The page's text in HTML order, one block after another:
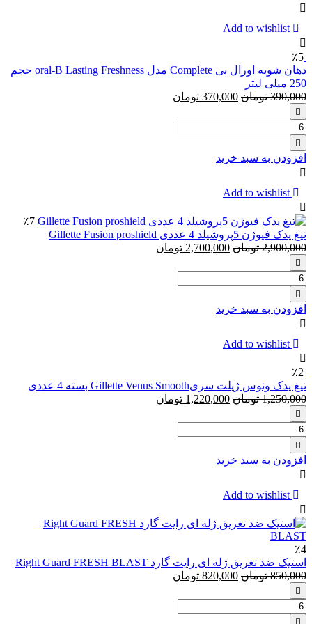
مو
پتال
فرش
لاوندر{
اسطوخودوس}
Add to wishlist
٪5
دهان شویه اورال بی Complete مدل oral-B Lasting Freshness حجم
250 میلی لیتر
390,000 تومان 370,000 تومان
تعداد:
دهان
شویه
اورال
بی
Complete
مدل
oral-
B
Lasting
Freshness
حجم
250
میلی
لیتر
افزودن به سبد خرید
Add to wishlist
٪7
تیغ یدک فیوژن 5پروشیلد 4 عددی Gillette Fusion proshield
2,900,000 تومان 2,700,000 تومان
تعداد:
تیغ
یدک
فیوژن
5پروشیلد
عددی
Gillette
Fusion
proshield
افزودن به سبد خرید
Add to wishlist
٪2
تیغ یدک ونوس ژیلت سریGillette Venus Smooth بسته 4 عددی
1,250,000 تومان 1,220,000 تومان
تعداد:
تیغ
یدک
ونوس
ژیلت
سریGillette
Venus
Smooth
بسته
4
عددی
افزودن به سبد خرید
Add to wishlist
٪4
استیک ضد تعریق ژله ای رایت گارد Right Guard FRESH BLAST
850,000 تومان 820,000 تومان
تعداد:
استیک